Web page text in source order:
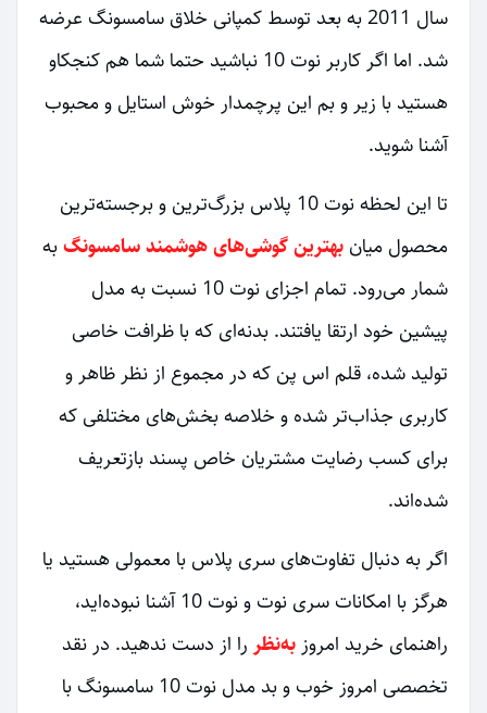
سال 2011 به بعد توسط کمپانی خلاق سامسونگ عرضه
شد. اما اگر کاربر نوت 10 نباشید حتما شما هم کنجکاو
هستید با زیر و بم این پرچمدار خوش استایل و محبوب
آشنا شوید.
تا این لحظه نوت 10 پلاس بزرگ‌ترین و برجسته‌ترین
محصول میان بهترین گوشی‌های هوشمند سامسونگبه
شمار می‌رود. تمام اجزای نوت 10 نسبت به مدل
پیشین خود ارتقا یافتند. بدنه‌ای که با ظرافت خاصی
تولید شده، قلم اس پن که در مجموع از نظر ظاهر و
کاربری جذاب‌تر شده و خلاصه بخش‌های مختلفی که
برای کسب رضایت مشتریان خاص پسند بازتعریف
شده‌اند.
اگر به دنبال تفاوت‌های سری پلاس با معمولی هستید یا
هرگز با امکانات سری نوت و نوت 10 آشنا نبوده‌اید،
راهنمای خرید امروز به‌نظر را از دست ندهید. در نقد
تخصصی امروز خوب و بد مدل نوت 10 سامسونگ با